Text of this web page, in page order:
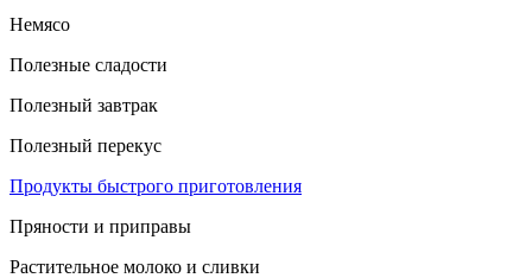
Немясо
Полезные сладости
Полезный завтрак
Полезный перекус
Продукты быстрого приготовления
Пряности и приправы
Растительное молоко и сливки